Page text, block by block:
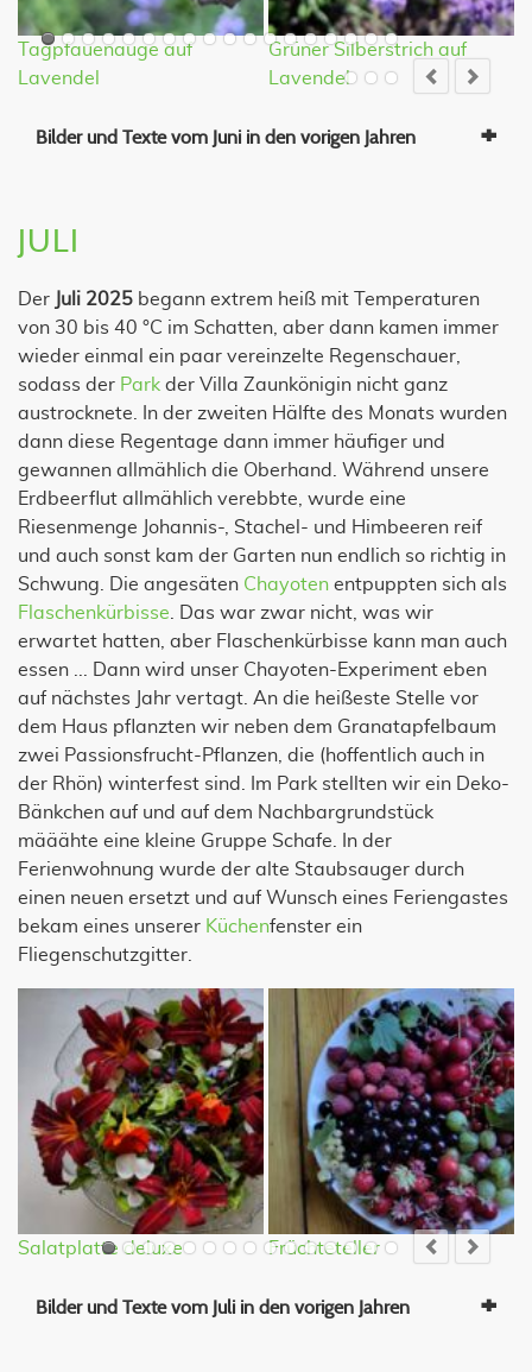
Tagpfauenauge auf
Lavendel
Grüner Silberstrich auf
Lavendel
Bilder und Texte vom Juni in den vorigen Jahren
JULI
Der Juli 2025 begann extrem heiß mit Temperaturen
von 30 bis 40 °C im Schatten, aber dann kamen immer
wieder einmal ein paar vereinzelte Regenschauer,
sodass der Park der Villa Zaunkönigin nicht ganz
austrocknete. In der zweiten Hälfte des Monats wurden
dann diese Regentage dann immer häufiger und
gewannen allmählich die Oberhand. Während unsere
Erdbeerflut allmählich verebbte, wurde eine
Riesenmenge Johannis-, Stachel- und Himbeeren reif
und auch sonst kam der Garten nun endlich so richtig in
Schwung. Die angesäten Chayoten entpuppten sich als
Flaschenkürbisse . Das war zwar nicht, was wir
erwartet hatten, aber Flaschenkürbisse kann man auch
essen ... Dann wird unser Chayoten-Experiment eben
auf nächstes Jahr vertagt. An die heißeste Stelle vor
dem Haus pflanzten wir neben dem Granatapfelbaum
zwei Passionsfrucht-Pflanzen, die (hoffentlich auch in
der Rhön) winterfest sind. Im Park stellten wir ein Deko-
Bänkchen auf und auf dem Nachbargrundstück
määähte eine kleine Gruppe Schafe. In der
Ferienwohnung wurde der alte Staubsauger durch
einen neuen ersetzt und auf Wunsch eines Feriengastes
bekam eines unserer Küchenfenster ein
Fliegenschutzgitter.
Salatplatte deluxe Früchteteller
Bilder und Texte vom Juli in den vorigen Jahren